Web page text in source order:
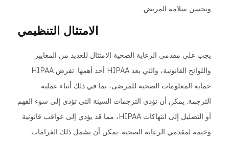
ويحسن سلامة المريض.
الامتثال التنظيمي
يجب على مقدمي الرعاية الصحية الامتثال للعديد من المعايير
واللوائح القانونية، والتي يعد HIPAA أحد أهمها. تفرض HIPAA
حماية المعلومات الصحية للمرضى، بما في ذلك أثناء عملية
الترجمة. يمكن أن تؤدي الترجمات السيئة التي تؤدي إلى سوء الفهم
أو التضليل إلى انتهاكات HIPAA، مما قد يؤدي إلى عواقب قانونية
وخيمة لمقدمي الرعاية الصحية. يمكن أن يشمل ذلك الغرامات